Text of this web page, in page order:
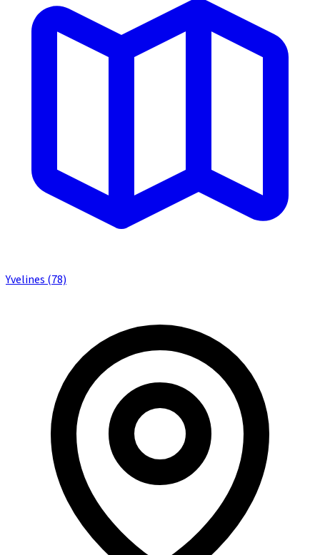
Yvelines (78)